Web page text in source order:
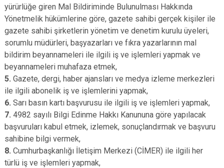
yürürlüğe giren Mal Bildiriminde Bulunulması Hakkında
Yönetmelik hükümlerine göre, gazete sahibi gerçek kişiler ile
gazete sahibi şirketlerin yönetim ve denetim kurulu üyeleri,
sorumlu müdürleri, başyazarları ve fıkra yazarlarının mal
bildirim beyannameleri ile ilgili iş ve işlemleri yapmak ve
beyannameleri muhafaza etmek,
5. Gazete, dergi, haber ajansları ve medya izleme merkezleri
ile ilgili abonelik iş ve işlemlerini yapmak,
6. Sarı basın kartı başvurusu ile ilgili iş ve işlemleri yapmak,
7. 4982 sayılı Bilgi Edinme Hakkı Kanununa göre yapılacak
başvuruları kabul etmek, izlemek, sonuçlandırmak ve başvuru
sahibine bilgi vermek,
8. Cumhurbaşkanlığı İletişim Merkezi (CİMER) ile ilgili her
türlü iş ve işlemleri yapmak,